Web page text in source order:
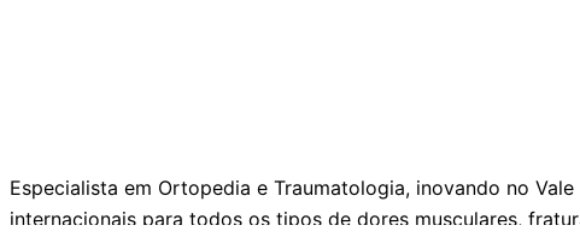
Especialista em Ortopedia e Traumatologia, inovando no
internacionais para todos os tipos de dores musculares,